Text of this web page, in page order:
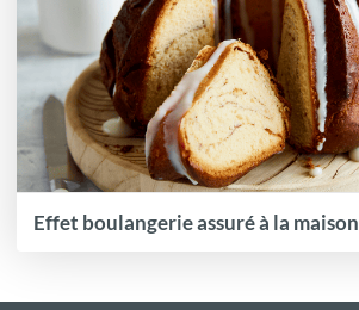
Effet boulangerie assuré à la maison